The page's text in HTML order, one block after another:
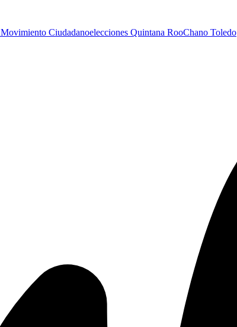
Movimiento Ciudadanoelecciones Quintana RooChano Toledo